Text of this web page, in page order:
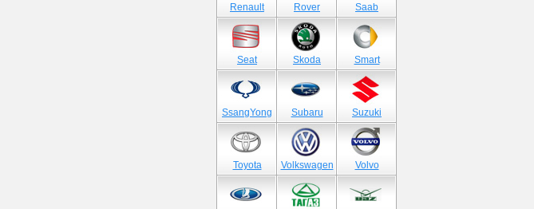
Renault Rover Saab
Seat Skoda Smart
SsangYong Subaru Suzuki
Toyota Volkswagen Volvo